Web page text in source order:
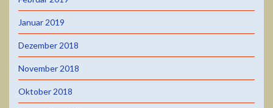
Januar 2019
Dezember 2018
November 2018
Oktober 2018